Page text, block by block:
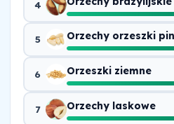
4
5 Orzechy orzeszki
6 Orzeszki ziemne
7 Orzechy laskowe